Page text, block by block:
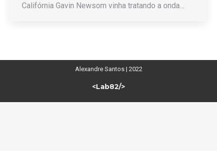
Califórnia Gavin Newsom vinha tratando a onda…
Alexandre Santos | 2022
<Lab82/>